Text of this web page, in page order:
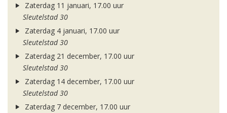
Zaterdag 11 januari, 17.00 uur
Sleutelstad 30
Zaterdag 4 januari, 17.00 uur
Sleutelstad 30
Zaterdag 21 december, 17.00 uur
Sleutelstad 30
Zaterdag 14 december, 17.00 uur
Sleutelstad 30
Zaterdag 7 december, 17.00 uur